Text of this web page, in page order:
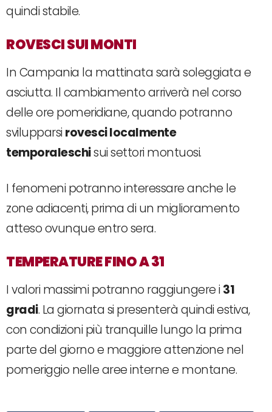
quindi stabile.
ROVESCI SUI MONTI
In Campania la mattinata sarà soleggiata e
asciutta. Il cambiamento arriverà nel corso
delle ore pomeridiane, quando potranno
svilupparsi rovesci localmente
temporaleschisui settori montuosi.
I fenomeni potranno interessare anche le
zone adiacenti, prima di un miglioramento
atteso ovunque entro sera.
TEMPERATURE FINO A 31
I valori massimi potranno raggiungere i 31
gradi. La giornata si presenterà quindi estiva,
con condizioni più tranquille lungo la prima
parte del giorno e maggiore attenzione nel
pomeriggio nelle aree interne e montane.